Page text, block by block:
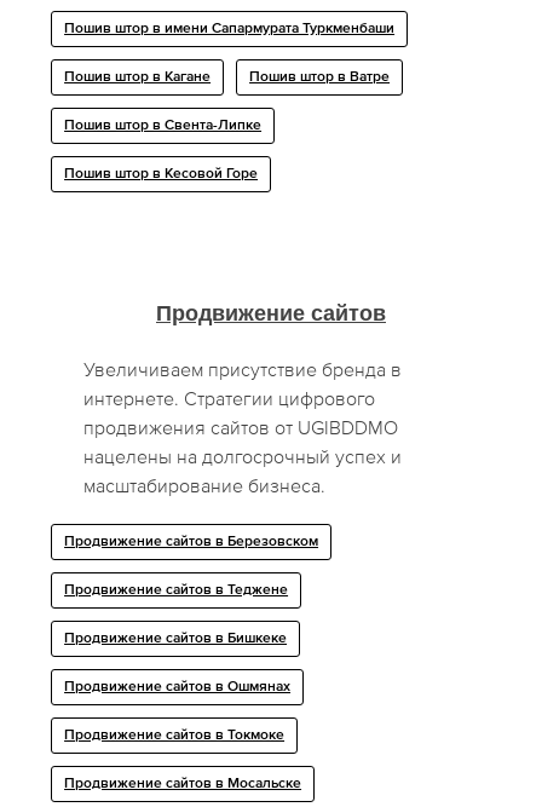
Пошив штор в имени Сапармурата Туркменбаши
Пошив штор в Кагане Пошив штор в Ватре
Пошив штор в Свента-Липке
Пошив штор в Кесовой Горе
Продвижение сайтов
Увеличиваем присутствие бренда в
интернете. Стратегии цифрового
продвижения сайтов от UGIBDDMO
нацелены на долгосрочный успех и
масштабирование бизнеса.
Продвижение сайтов в Березовском
Продвижение сайтов в Теджене
Продвижение сайтов в Бишкеке
Продвижение сайтов в Ошмянах
Продвижение сайтов в Токмоке
Продвижение сайтов в Мосальске